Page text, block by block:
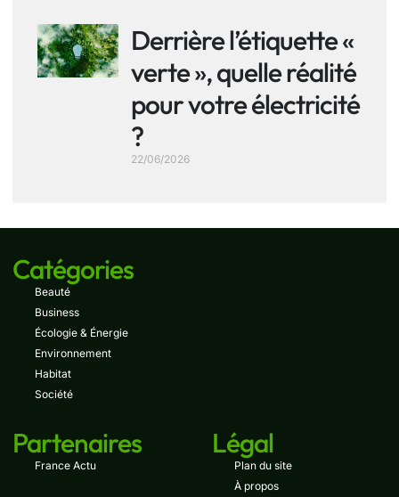
Derrière l’étiquette «
verte », quelle réalité
pour votre électricité
?
22/06/2026
Catégories
Beauté
Business
Écologie & Énergie
Environnement
Habitat
Société
Partenaires
France Actu
Légal
Plan du site
À propos